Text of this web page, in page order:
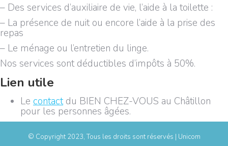
– Des services d’auxiliaire de vie, l’aide à la toilette :
– La présence de nuit ou encore l’aide à la prise des
repas
– Le ménage ou l’entretien du linge.
Nos services sont déductibles d’impôts à 50%.
Lien utile
Le contactdu BIEN CHEZ-VOUS au Châtillon
pour les personnes âgées.
© Copyright 2023, Tous les droits sont réservés | Unicom